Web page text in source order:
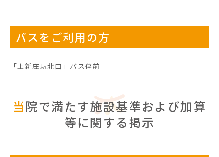
バスをご利用の方
「上新庄駅北口」バス停前
当院で満たす施設基準および加算
等に関する掲示